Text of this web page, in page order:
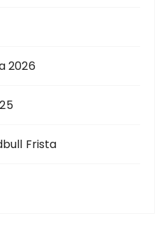
2026
Frista